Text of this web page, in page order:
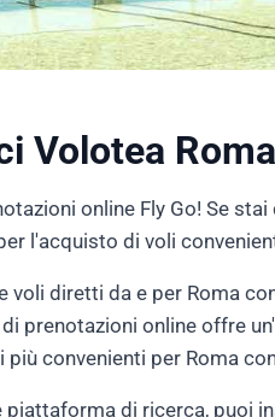
Volotea Roma
online Fly Go! Se
l'acquisto di voli
voli diretti da e per Roma
prenotazioni online offre
convenienti per Roma
piattaforma di ricerca, puoi